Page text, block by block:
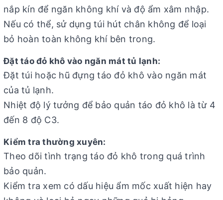
nắp kín để ngăn không khí và độ ẩm xâm nhập.
Nếu có thể, sử dụng túi hút chân không để loại
bỏ hoàn toàn không khí bên trong.
Đặt táo đỏ khô vào ngăn mát tủ lạnh:
Đặt túi hoặc hũ đựng táo đỏ khô vào ngăn mát
của tủ lạnh.
Nhiệt độ lý tưởng để bảo quản táo đỏ khô là từ 4
đến 8 độ C3.
Kiểm tra thường xuyên:
Theo dõi tình trạng táo đỏ khô trong quá trình
bảo quản.
Kiểm tra xem có dấu hiệu ẩm mốc xuất hiện hay